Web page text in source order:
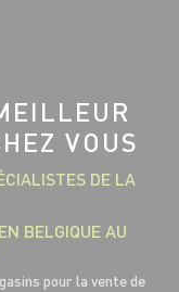
VOUS
DE LA
BELGIQUE AU
pour la vente de